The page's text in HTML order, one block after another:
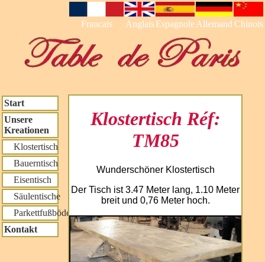
Francais Anglais EspagnoleAllemand Chinois
Start
Unsere
Kreationen
Klostertisch
Bauerntisch
Eisentisch
Säulentische
Parkettfußböden
Kontakt
Klostertisch Réf:
TM85
Wunderschöner Klostertisch
Der Tisch ist 3.47 Meter lang, 1.10 Meter
breit und 0,76 Meter hoch.